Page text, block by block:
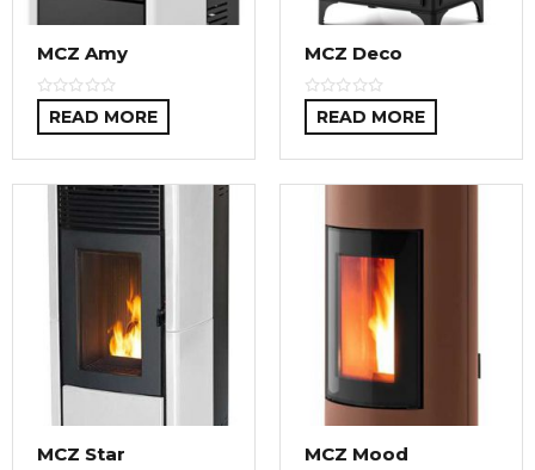
MCZ Amy
READ MORE
MCZ Deco
READ MORE
MCZ Star MCZ Mood